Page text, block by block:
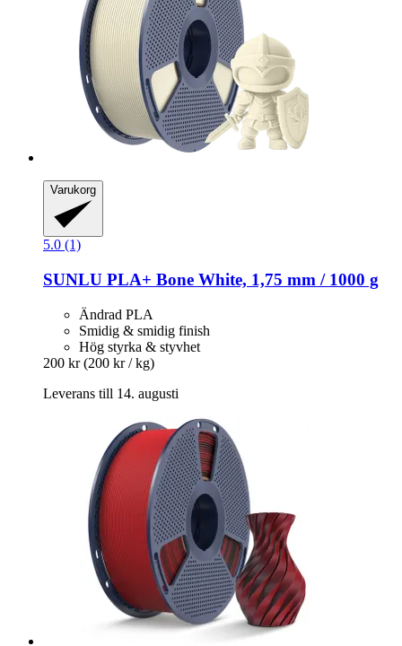
Varukorg
5.0 (1)
SUNLU PLA+ Bone White, 1,75 mm / 1000 g
Ändrad PLA
Smidig & smidig finish
Hög styrka & styvhet
200 kr (200 kr / kg)
Leverans till 14. augusti